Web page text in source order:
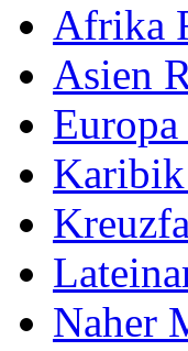
Afrika
Asien
Karibik
Naher